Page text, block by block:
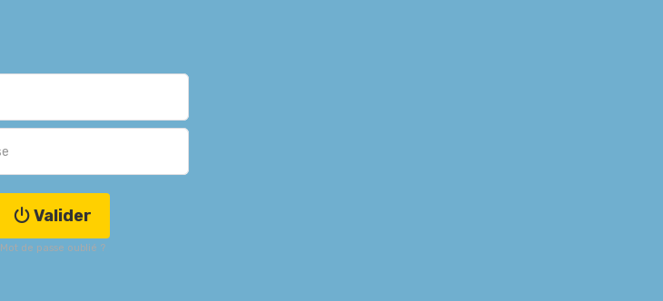
Valider
Mot de passe oublié ?